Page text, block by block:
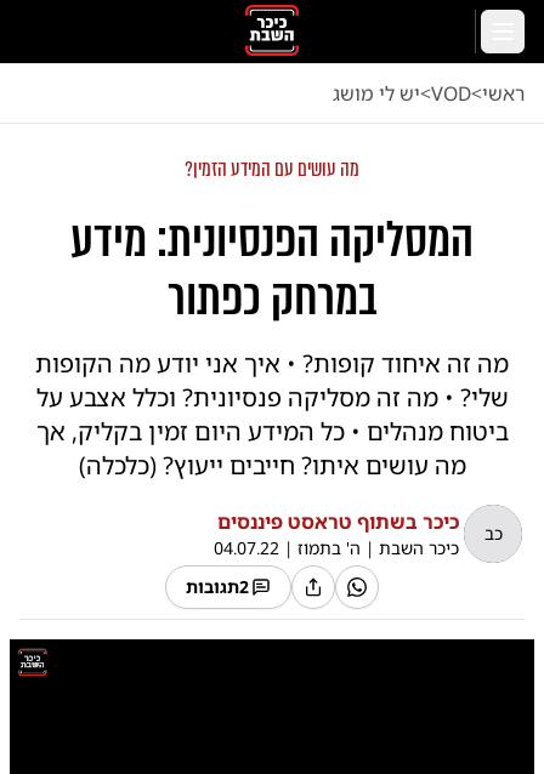
דלג לתוכן הראשי
ראשי<
VOD
<יש לי מושג
מה עושים עם המידע הזמין?
המסליקה הפנסיונית: מידע
במרחק כפתור
מה זה איחוד קופות? • איך אני יודע מה הקופות
שלי? • מה זה מסליקה פנסיונית? וכלל אצבע על
ביטוח מנהלים • כל המידע היום זמין בקליק, אך
מה עושים איתו? חייבים ייעוץ? (כלכלה)
כב כיכר בשתוף טראסט פיננסים
כיכר השבת | ה' בתמוז |
04.07.22
2תגובות